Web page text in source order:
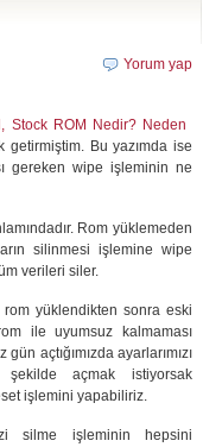
Yorum yap
Stock ROM Nedir? Neden
getirmiştim. Bu yazımda ise
gereken wipe işleminin ne
Rom yüklemeden
silinmesi işlemine wipe
verileri siler.
yüklendikten sonra eski
ile uyumsuz kalmaması
gün açtığımızda ayarlarımızı
açmak istiyorsak
işlemini yapabiliriz.
işleminin hepsini